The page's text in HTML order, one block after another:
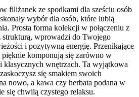
filiżanek ze spodkami dla sześciu osób
wybór dla osób, które lubią
Prosta forma kolekcji w połączeniu z
strukturą, wprowadzi do Twojego
i pozytywną energię. Przenikające
pięknie komponują się zarówno w
klasycznych wnętrzach. Ta wyjątkowa
się smakiem swoich
nowo, a kawa czy herbata podana w
się chwilą czystego relaksu.